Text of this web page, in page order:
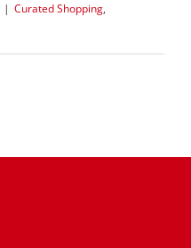
| Curated Shopping,